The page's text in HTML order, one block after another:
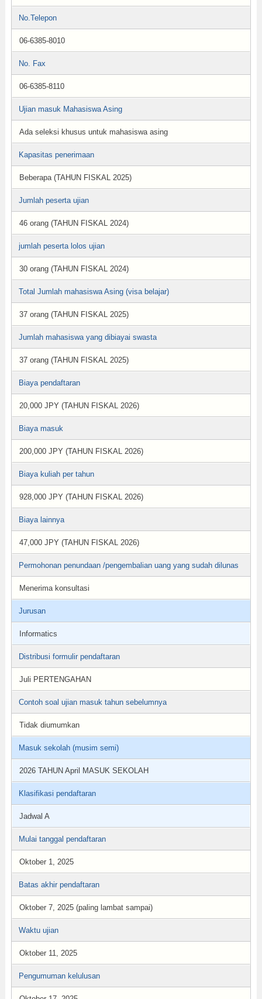
No.Telepon
06-6385-8010
No. Fax
06-6385-8110
Ujian masuk Mahasiswa Asing
Ada seleksi khusus untuk mahasiswa asing
Kapasitas penerimaan
Beberapa (TAHUN FISKAL 2025)
Jumlah peserta ujian
46 orang (TAHUN FISKAL 2024)
jumlah peserta lolos ujian
30 orang (TAHUN FISKAL 2024)
Total Jumlah mahasiswa Asing (visa belajar)
37 orang (TAHUN FISKAL 2025)
Jumlah mahasiswa yang dibiayai swasta
37 orang (TAHUN FISKAL 2025)
Biaya pendaftaran
20,000 JPY (TAHUN FISKAL 2026)
Biaya masuk
200,000 JPY (TAHUN FISKAL 2026)
Biaya kuliah per tahun
928,000 JPY (TAHUN FISKAL 2026)
Biaya lainnya
47,000 JPY (TAHUN FISKAL 2026)
Permohonan penundaan /pengembalian uang yang sudah dilunas
Menerima konsultasi
Jurusan
Informatics
Distribusi formulir pendaftaran
Juli PERTENGAHAN
Contoh soal ujian masuk tahun sebelumnya
Tidak diumumkan
Masuk sekolah (musim semi)
2026 TAHUN April MASUK SEKOLAH
Klasifikasi pendaftaran
Jadwal A
Mulai tanggal pendaftaran
Oktober 1, 2025
Batas akhir pendaftaran
Oktober 7, 2025 (paling lambat sampai)
Waktu ujian
Oktober 11, 2025
Pengumuman kelulusan